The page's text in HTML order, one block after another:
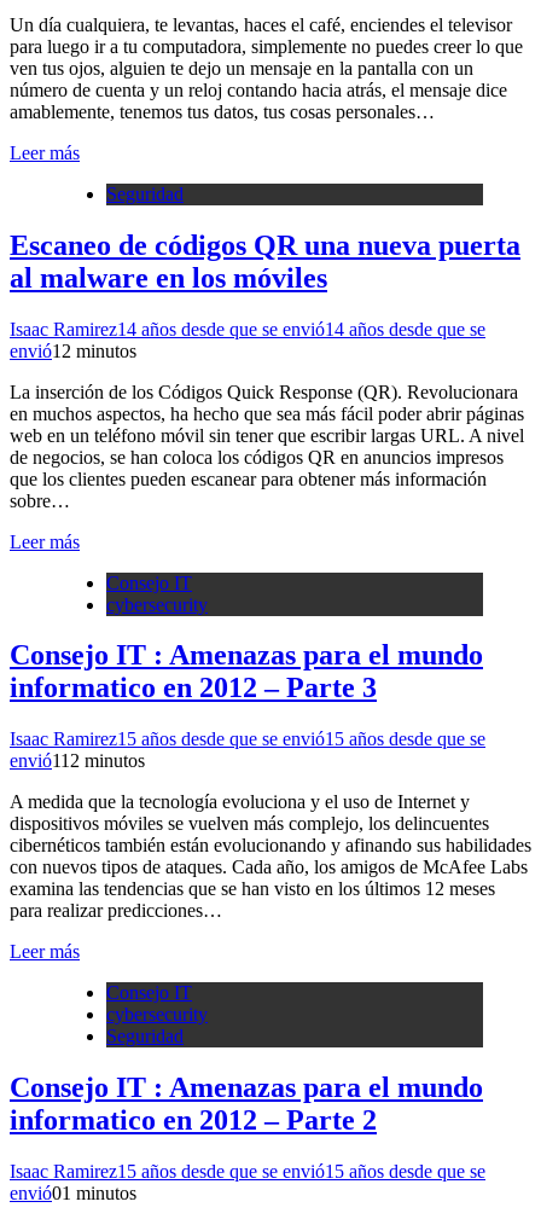
Un día cualquiera, te levantas, haces el café, enciendes el televisor
para luego ir a tu computadora, simplemente no puedes creer lo que
ven tus ojos, alguien te dejo un mensaje en la pantalla con un
número de cuenta y un reloj contando hacia atrás, el mensaje dice
amablemente, tenemos tus datos, tus cosas personales…
Leer más
Seguridad
Escaneo de códigos QR una nueva puerta
al malware en los móviles
Isaac Ramirez14 años desde que se envió14 años desde que se
envió1 2 minutos
La inserción de los Códigos Quick Response (QR). Revolucionara
en muchos aspectos, ha hecho que sea más fácil poder abrir páginas
web en un teléfono móvil sin tener que escribir largas URL. A nivel
de negocios, se han coloca los códigos QR en anuncios impresos
que los clientes pueden escanear para obtener más información
sobre…
Leer más
Consejo IT
cybersecurity
Consejo IT : Amenazas para el mundo
informatico en 2012 – Parte 3
Isaac Ramirez15 años desde que se envió15 años desde que se
envió11 2 minutos
A medida que la tecnología evoluciona y el uso de Internet y
dispositivos móviles se vuelven más complejo, los delincuentes
cibernéticos también están evolucionando y afinando sus habilidades
con nuevos tipos de ataques. Cada año, los amigos de McAfee Labs
examina las tendencias que se han visto en los últimos 12 meses
para realizar predicciones…
Leer más
Consejo IT
cybersecurity
Seguridad
Consejo IT : Amenazas para el mundo
informatico en 2012 – Parte 2
Isaac Ramirez15 años desde que se envió15 años desde que se
envió01 minutos